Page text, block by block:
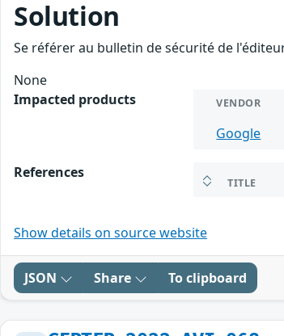
Solution
Se référer au bulletin de sécurité de
None
Impacted products
VENDOR
Google
References
TITLE
Show details on source website
JSON Share To clipboard